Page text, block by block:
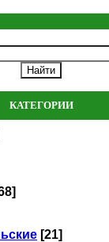
КАТЕГОРИИ
[21]